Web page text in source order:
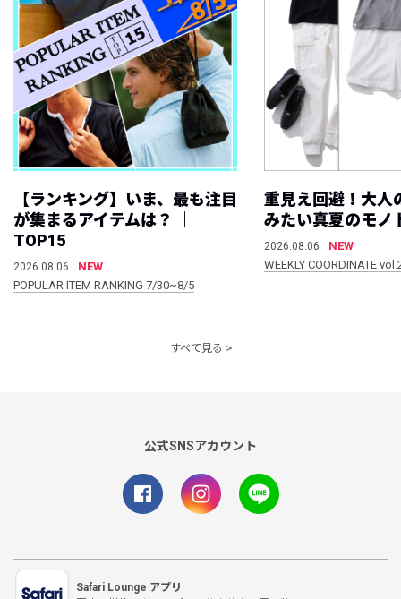
【ランキング】いま、最も注目
が集まるアイテムは？ ｜
TOP15
2026.08.06
NEW
POPULAR ITEM RANKING 7/30~8/5
重見え回避！大人
みたい真夏のモノ
2026.08.06
NEW
WEEKLY COORDINATE
すべて見る
公式SNSアカウント
Safari Lounge アプリ